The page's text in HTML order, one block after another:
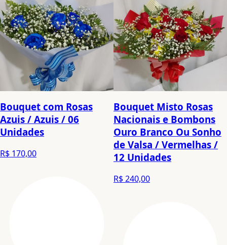
Bouquet com Rosas
Azuis / Azuis / 06
Unidades
R$ 170,00
Bouquet Misto Rosas
Nacionais e Bombons
Ouro Branco Ou Sonho
de Valsa / Vermelhas /
12 Unidades
R$ 240,00